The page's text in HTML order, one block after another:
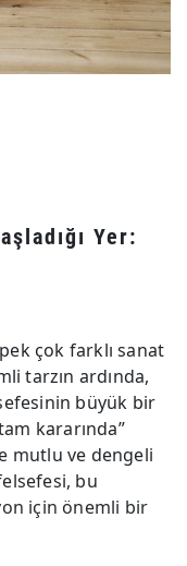
Yer:
çok farklı sanat
tarzın ardında,
büyük bir
kararında”
mutlu ve dengeli
bu
için önemli bir